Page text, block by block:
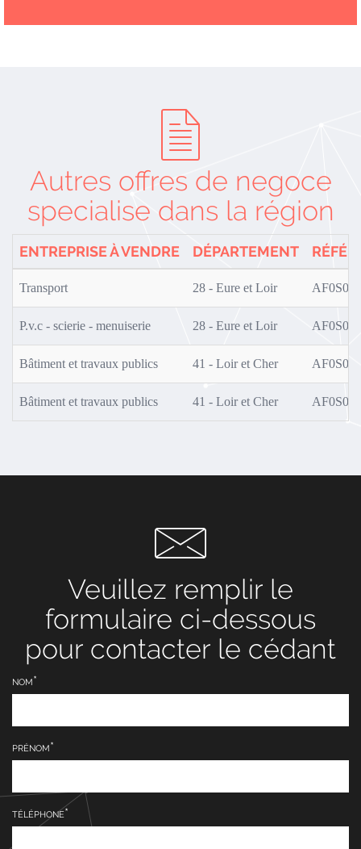
Autres offres de negoce
specialise dans la région
ENTREPRISE À VENDRE DÉPARTEMENT
Transport 28 - Eure et Loir AF0S01/
P.v.c - scierie - menuiserie 28 - Eure et Loir
Bâtiment et travaux publics 41 - Loir et Cher
Bâtiment et travaux publics 41 - Loir et Cher
Veuillez remplir le
formulaire ci-dessous
pour contacter le cédant
NOM
PRÉNOM
TÉLÉPHONE